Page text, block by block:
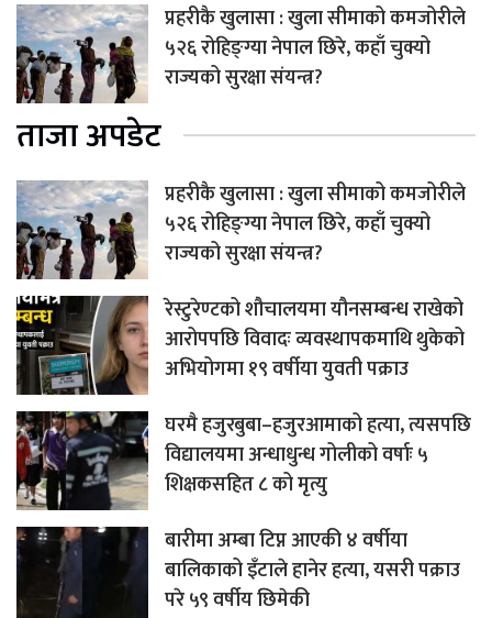
प्रहरीकै खुलासा : खुला सीमाको कमजोरीले
५२६ रोहिङ्ग्या नेपाल छिरे, कहाँ चुक्यो
राज्यको सुरक्षा संयन्त्र?
ताजा अपडेट
प्रहरीकै खुलासा : खुला सीमाको कमजोरीले
५२६ रोहिङ्ग्या नेपाल छिरे, कहाँ चुक्यो
राज्यको सुरक्षा संयन्त्र?
रेस्टुरेण्टको शौचालयमा यौनसम्बन्ध राखेको
आरोपपछि विवादः व्यवस्थापकमाथि थुकेको
अभियोगमा १९ वर्षीया युवती पक्राउ
घरमै हजुरबुबा–हजुरआमाको हत्या, त्यसपछि
विद्यालयमा अन्धाधुन्ध गोलीको वर्षाः ५
शिक्षकसहित ८ को मृत्यु
बारीमा अम्बा टिप्न आएकी ४ वर्षीया
बालिकाको इँटाले हानेर हत्या, यसरी पक्राउ
परे ५९ वर्षीय छिमेकी